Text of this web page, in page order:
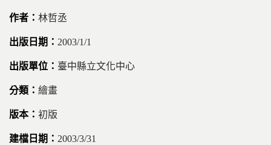
林哲丞
2003/1/1
臺中縣立文化中心
繪畫
初版
2003/3/31